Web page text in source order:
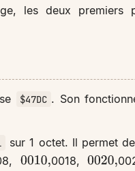
les deux premiers
$47DC . Son
sur 1 octet. Il permet
0010, 0018,0020,